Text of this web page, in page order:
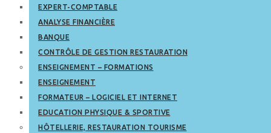
EXPERT-COMPTABLE
ANALYSE FINANCIÈRE
BANQUE
CONTRÔLE DE GESTION RESTAURATION
ENSEIGNEMENT – FORMATIONS
ENSEIGNEMENT
FORMATEUR – LOGICIEL ET INTERNET
EDUCATION PHYSIQUE & SPORTIVE
HÔTELLERIE, RESTAURATION TOURISME